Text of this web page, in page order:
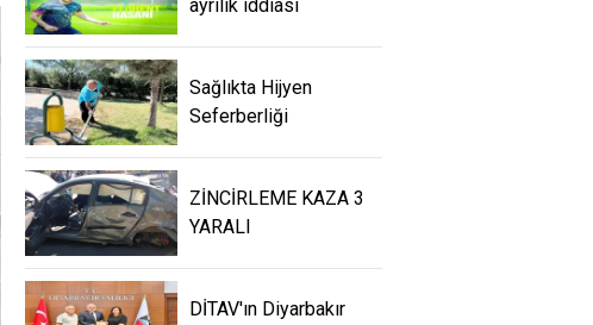
ayrılık iddiası
Sağlıkta Hijyen
Seferberliği
ZİNCİRLEME KAZA 3
YARALI
DİTAV'ın Diyarbakır